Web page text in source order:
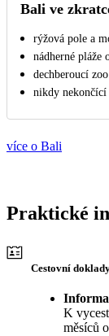
Bali ve
rýžová pole a
nádherné pláže
dechberoucí
nikdy
více o Bali
Praktické
Cestovní
K
měsíců